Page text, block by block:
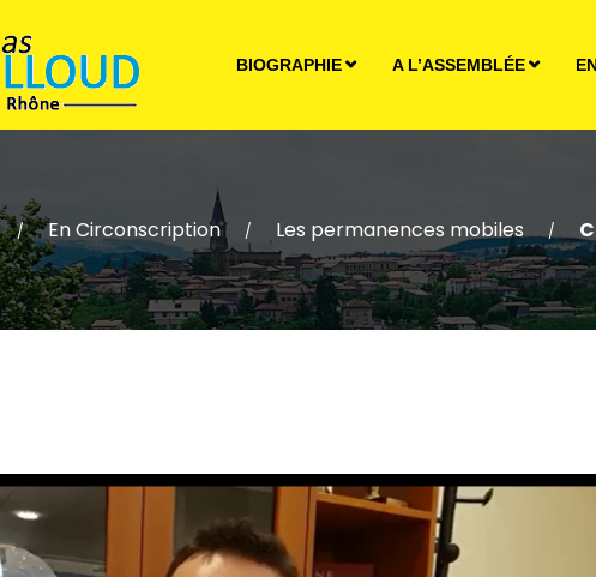
BIOGRAPHIE A L’ASSEMBLÉE
/ En Circonscription / Les permanences mobiles /